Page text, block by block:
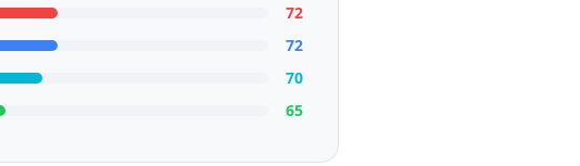
72
72
70
65